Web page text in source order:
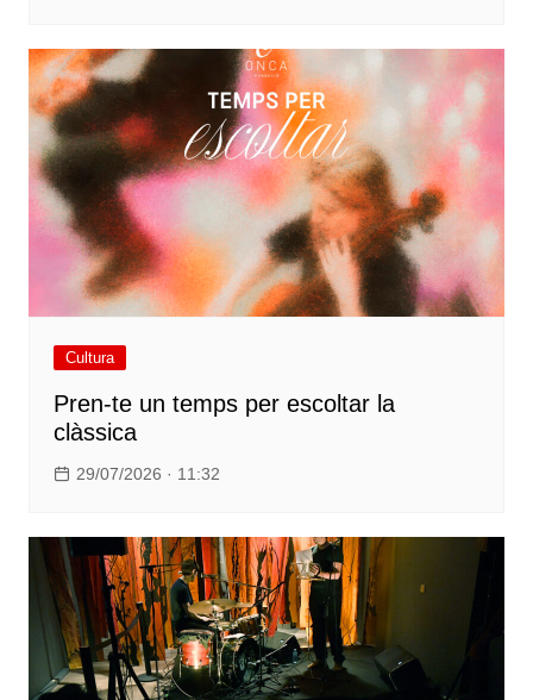
Cultura
Pren-te un temps per escoltar la
clàssica
29/07/2026 · 11:32